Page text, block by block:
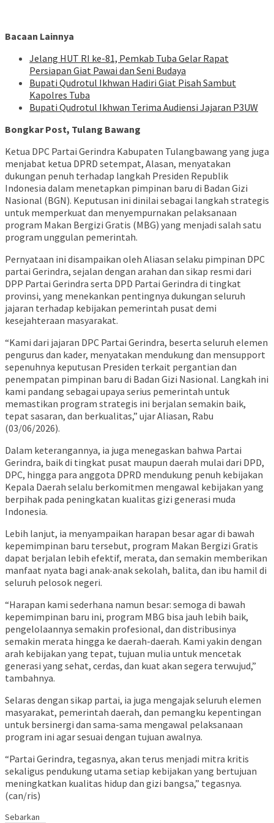
Bacaan Lainnya
Jelang HUT RI ke-81, Pemkab Tuba Gelar Rapat
Persiapan Giat Pawai dan Seni Budaya
Bupati Qudrotul Ikhwan Hadiri Giat Pisah Sambut
Kapolres Tuba
Bupati Qudrotul Ikhwan Terima Audiensi Jajaran P3UW
Bongkar Post, Tulang Bawang
Ketua DPC Partai Gerindra Kabupaten Tulangbawang yang juga
menjabat ketua DPRD setempat, Alasan, menyatakan
dukungan penuh terhadap langkah Presiden Republik
Indonesia dalam menetapkan pimpinan baru di Badan Gizi
Nasional (BGN). Keputusan ini dinilai sebagai langkah strategis
untuk memperkuat dan menyempurnakan pelaksanaan
program Makan Bergizi Gratis (MBG) yang menjadi salah satu
program unggulan pemerintah.
Pernyataan ini disampaikan oleh Aliasan selaku pimpinan DPC
partai Gerindra, sejalan dengan arahan dan sikap resmi dari
DPP Partai Gerindra serta DPD Partai Gerindra di tingkat
provinsi, yang menekankan pentingnya dukungan seluruh
jajaran terhadap kebijakan pemerintah pusat demi
kesejahteraan masyarakat.
“Kami dari jajaran DPC Partai Gerindra, beserta seluruh elemen
pengurus dan kader, menyatakan mendukung dan mensupport
sepenuhnya keputusan Presiden terkait pergantian dan
penempatan pimpinan baru di Badan Gizi Nasional. Langkah ini
kami pandang sebagai upaya serius pemerintah untuk
memastikan program strategis ini berjalan semakin baik,
tepat sasaran, dan berkualitas,” ujar Aliasan, Rabu
(03/06/2026).
Dalam keterangannya, ia juga menegaskan bahwa Partai
Gerindra, baik di tingkat pusat maupun daerah mulai dari DPD,
DPC, hingga para anggota DPRD mendukung penuh kebijakan
Kepala Daerah selalu berkomitmen mengawal kebijakan yang
berpihak pada peningkatan kualitas gizi generasi muda
Indonesia.
Lebih lanjut, ia menyampaikan harapan besar agar di bawah
kepemimpinan baru tersebut, program Makan Bergizi Gratis
dapat berjalan lebih efektif, merata, dan semakin memberikan
manfaat nyata bagi anak-anak sekolah, balita, dan ibu hamil di
seluruh pelosok negeri.
“Harapan kami sederhana namun besar: semoga di bawah
kepemimpinan baru ini, program MBG bisa jauh lebih baik,
pengelolaannya semakin profesional, dan distribusinya
semakin merata hingga ke daerah-daerah. Kami yakin dengan
arah kebijakan yang tepat, tujuan mulia untuk mencetak
generasi yang sehat, cerdas, dan kuat akan segera terwujud,”
tambahnya.
Selaras dengan sikap partai, ia juga mengajak seluruh elemen
masyarakat, pemerintah daerah, dan pemangku kepentingan
untuk bersinergi dan sama-sama mengawal pelaksanaan
program ini agar sesuai dengan tujuan awalnya.
“Partai Gerindra, tegasnya, akan terus menjadi mitra kritis
sekaligus pendukung utama setiap kebijakan yang bertujuan
meningkatkan kualitas hidup dan gizi bangsa,” tegasnya.
(can/ris)
Sebarkan